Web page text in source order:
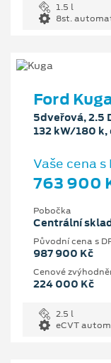
1.5 l
8st.
Ford
5dveřová, 2.5
132 kW/180
Vaše cena s
763 900
Pobočka
Centrální
Původní cena s
987 900 Kč
Cenové
224 000 Kč
2.5 l
eCVT